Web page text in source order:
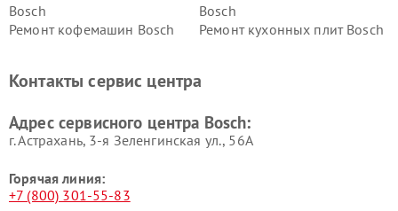
Bosch
Bosch
Ремонт кофемашин Bosch
Ремонт кухонных плит Bosch
Ремонт сушильных автоматовРемонт морозильных камер
Контакты сервис центра
Адрес сервисного центра Bosch:
г. Астрахань, 3-я Зеленгинская ул., 56А
Горячая линия:
+7 (800) 301-55-83